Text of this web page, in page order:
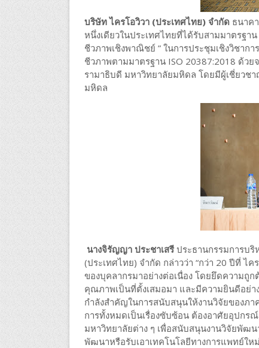
บริษัท ไครโอวิวา (ประเทศไทย) จำกัด ธนาค
หนึ่งเดียวในประเทศไทยที่ได้รับสามมาตรฐา
ชีวภาพเชิงพาณิชย์ ” ในการประชุมเชิงวิชาก
ชีวภาพตามมาตรฐาน ISO 20387:2018 ด้ว
รามาธิบดี มหาวิทยาลัยมหิดล โดยมีผู้เชี่ยวช
มหิดล
นางจิรัญญา ประชาเสรีประธานกรรมการบริ
(ประเทศไทย) จำกัด กล่าวว่า “กว่า 20 ปีที่
ของบุคลากรมาอย่างต่อเนื่อง โดยยึดความถู
คุณภาพเป็นที่ตั้งเสมอมา และมีความยินดีอย่
กำลังสำคัญในการสนับสนุนให้งานวิจัยของภา
การทั้งหมดเป็นเรื่องซับซ้อน ต้องอาศัยอุปกร
มหาวิทยาลัยต่าง ๆ เพื่อสนับสนุนงานวิจัยพัฒน
พัฒนาหรือรับเอาเทคโนโลยีทางการแพทย์ใ